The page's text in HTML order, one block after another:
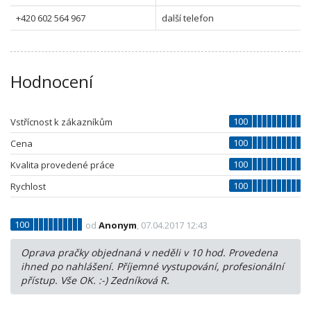
+420 602 564 967
další telefon
Hodnocení
Vstřícnost k zákazníkům
100
Cena
100
Kvalita provedené práce
100
Rychlost
100
100 od Anonym, 07.04.2017 12:43
Oprava pračky objednaná v neděli v 10 hod. Provedena
ihned po nahlášení. Příjemné vystupování, profesionální
přístup. Vše OK. :-) Zedníková R.